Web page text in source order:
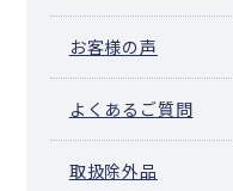
お客様の声
よくあるご質問
取扱除外品